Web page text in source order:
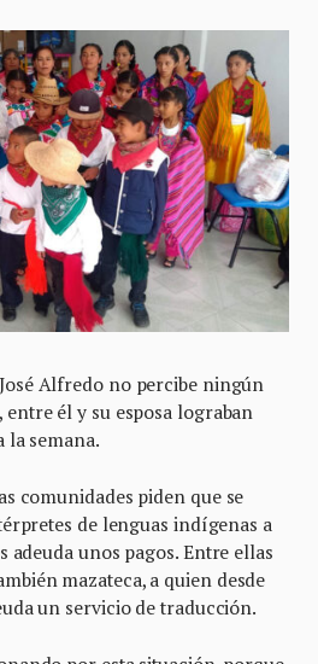
Alfredo no percibe ningún
él y su esposa lograban
la semana.
comunidades piden que se
de lenguas indígenas a
adeuda unos pagos. Entre ellas
mazateca, a quien desde
un servicio de traducción.